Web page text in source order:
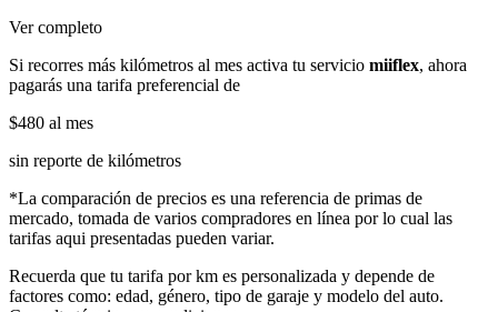
Ver completo
Si recorres más kilómetros al mes activa tu servicio miiflex, ahora
pagarás una tarifa preferencial de
$480 al mes
sin reporte de kilómetros
*La comparación de precios es una referencia de primas de
mercado, tomada de varios compradores en línea por lo cual las
tarifas aqui presentadas pueden variar.
Recuerda que tu tarifa por km es personalizada y depende de
factores como: edad, género, tipo de garaje y modelo del auto.